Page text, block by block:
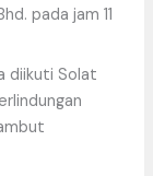
pada jam 11
diikuti Solat